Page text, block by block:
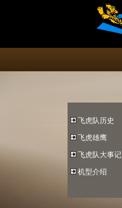
飞虎队历史
飞虎雄鹰
飞虎队大事记
机型介绍